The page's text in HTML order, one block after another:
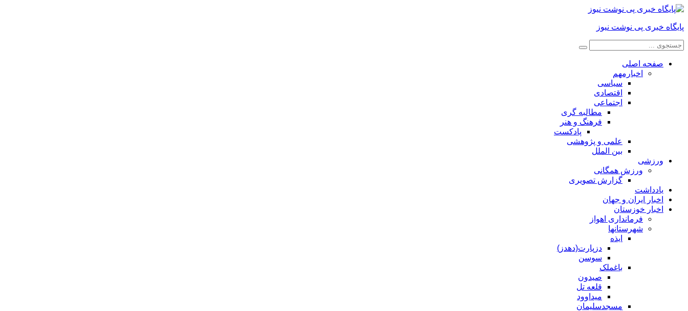
پایگاه خبری پی نوشت نیوز
صفحه اصلی
اخبارمهم
سیاسی
اقتصادی
اجتماعی
مطالبه گری
فرهنگ و هنر
پادکست
علمی و پژوهشی
بین الملل
ورزشی
ورزش همگانی
گزارش تصویری
یادداشت
اخبار ایران و جهان
اخبار خوزستان
فرمانداری اهواز
شهرستانها
ایذه
دزپارت(دهدز)
سوسن
باغملک
صیدون
قلعه تل
میداوود
مسجدسلیمان